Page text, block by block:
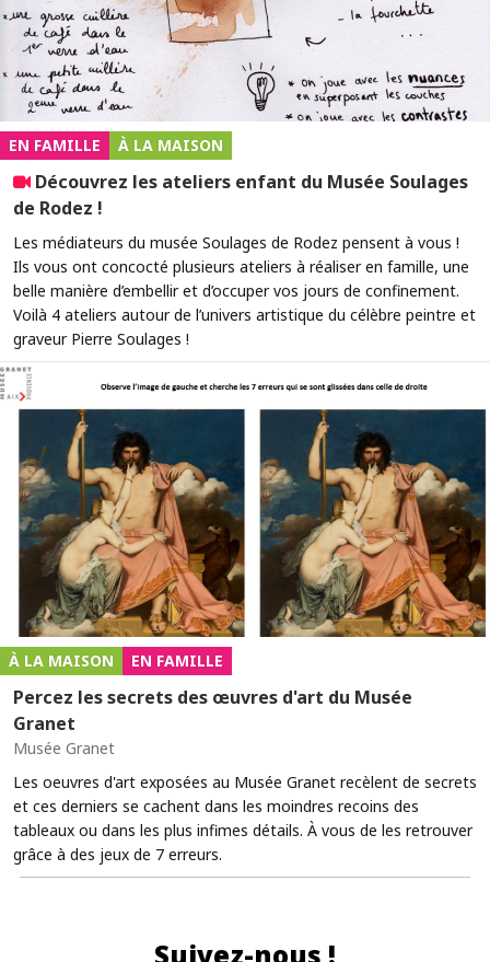
EN FAMILLE À LA MAISON
Découvrez les ateliers enfant du Musée Soulages
de Rodez !
Les médiateurs du musée Soulages de Rodez pensent à vous !
Ils vous ont concocté plusieurs ateliers à réaliser en famille, une
belle manière d’embellir et d’occuper vos jours de confinement.
Voilà 4 ateliers autour de l’univers artistique du célèbre peintre et
graveur Pierre Soulages !
À LA MAISON EN FAMILLE
Percez les secrets des œuvres d'art du Musée
Granet
Musée Granet
Les oeuvres d'art exposées au Musée Granet recèlent de secrets
et ces derniers se cachent dans les moindres recoins des
tableaux ou dans les plus infimes détails. À vous de les retrouver
grâce à des jeux de 7 erreurs.
Suivez-nous !